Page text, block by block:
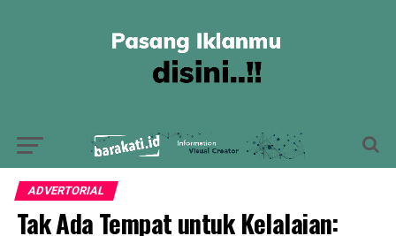
ADVERTORIAL
Tak Ada Tempat untuk Kelalaian: